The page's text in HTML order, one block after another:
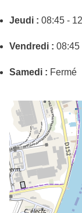
Jeudi : 08:45 -
Vendredi : 08:45
Samedi : Fermé